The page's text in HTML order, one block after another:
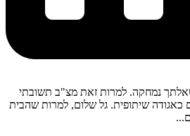
נמחקה. למרות זאת מצ"ב תשובתי
שיתופית. גל שלום, למרות שהבית